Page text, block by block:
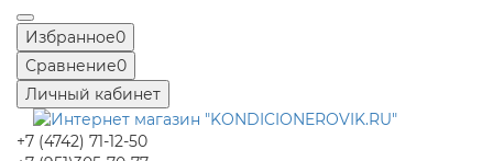
Избранное0
Сравнение0
Личный кабинет
+7 (4742) 71-12-50